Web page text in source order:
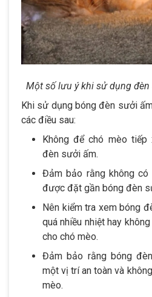
Một số lưu ý khi sử dụng
Khi sử dụng bóng đèn sưởi
các điều sau:
Không để chó mèo
đèn sưởi ấm.
Đảm bảo rằng không
được đặt gần bóng đèn
Nên kiểm tra xem bóng
quá nhiều nhiệt hay
cho chó mèo.
Đảm bảo rằng bóng
một vị trí an toàn và
mèo.